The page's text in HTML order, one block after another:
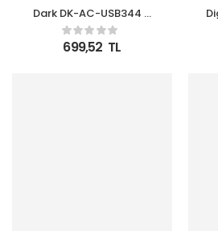
Dark DK-AC-USB344 4
Port USB 3.0 USB Hub
Siyah
699,52 TL